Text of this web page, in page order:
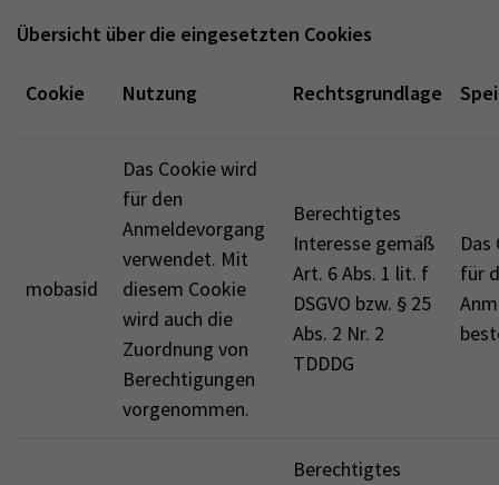
Übersicht über die eingesetzten Cookies
Cookie Nutzung Rechtsgrundlage
mobasid
Das Cookie wird
für den
Anmeldevorgang
verwendet. Mit
diesem Cookie
wird auch die
Zuordnung von
Berechtigungen
vorgenommen.
Berechtigtes
Interesse gemäß
Art. 6 Abs. 1 lit. f
DSGVO bzw. § 25
Abs. 2 Nr. 2
TDDDG
für
Berechtigtes